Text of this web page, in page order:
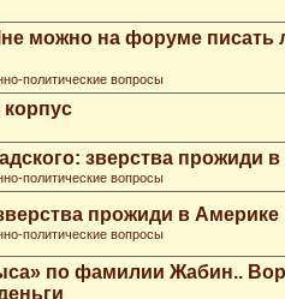
можно на форуме
политические вопросы
зверства прожиди
политические вопросы
прожиди в Америке
политические вопросы
по фамилии Жабин..